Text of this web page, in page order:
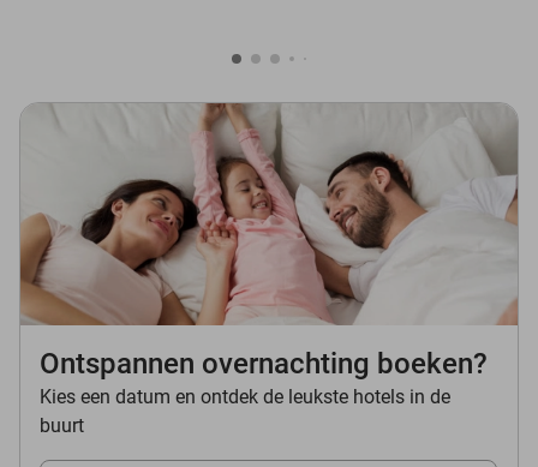
Ontspannen overnachting boeken?
Kies een datum en ontdek de leukste hotels in de
buurt